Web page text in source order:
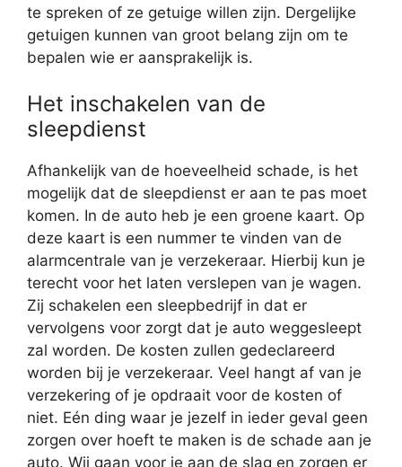
te spreken of ze getuige willen zijn. Dergelijke
getuigen kunnen van groot belang zijn om te
bepalen wie er aansprakelijk is.
Het inschakelen van de
sleepdienst
Afhankelijk van de hoeveelheid schade, is het
mogelijk dat de sleepdienst er aan te pas moet
komen. In de auto heb je een groene kaart. Op
deze kaart is een nummer te vinden van de
alarmcentrale van je verzekeraar. Hierbij kun je
terecht voor het laten verslepen van je wagen.
Zij schakelen een sleepbedrijf in dat er
vervolgens voor zorgt dat je auto weggesleept
zal worden. De kosten zullen gedeclareerd
worden bij je verzekeraar. Veel hangt af van je
verzekering of je opdraait voor de kosten of
niet. Eén ding waar je jezelf in ieder geval geen
zorgen over hoeft te maken is de schade aan je
auto. Wij gaan voor je aan de slag en zorgen er